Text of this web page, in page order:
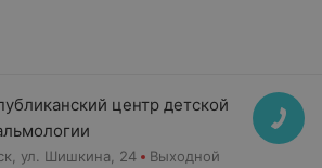
центр детской
ул. Шишкина, 24 Выходной